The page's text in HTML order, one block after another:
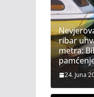
ribar
metra:
24. Juna